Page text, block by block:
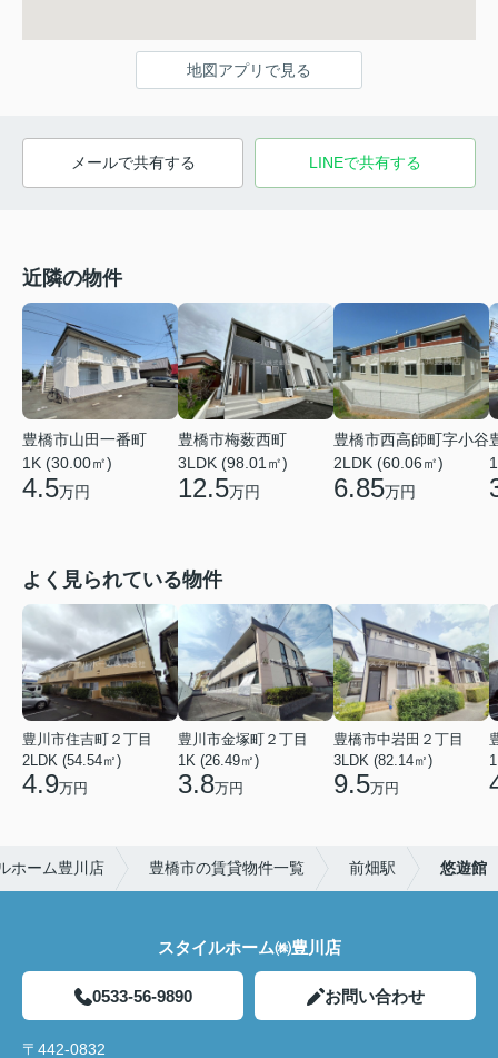
地図アプリで見る
メールで共有する LINEで共有する
近隣の物件
豊橋市山田一番町
1K (30.00㎡)
4.5万円
豊橋市梅薮西町
3LDK (98.01㎡)
12.5万円
豊橋市西高師町字小谷
2LDK (60.06㎡)
6.85万円
よく見られている物件
豊川市住吉町２丁目
2LDK (54.54㎡)
4.9万円
豊川市金塚町２丁目
1K (26.49㎡)
3.8万円
豊橋市中岩田２丁目
3LDK (82.14㎡)
9.5万円
ホーム豊川店 豊橋市の賃貸物件一覧 前畑駅 悠遊館
スタイルホーム㈱豊川店
0533-56-9890 お問い合わせ
〒442-0832